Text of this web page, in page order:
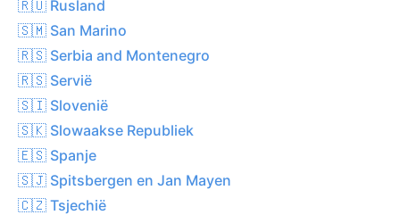
🇷🇺 Rusland
🇸🇲 San Marino
🇷🇸 Serbia and Montenegro
🇷🇸 Servië
🇸🇮 Slovenië
🇸🇰 Slowaakse Republiek
🇪🇸 Spanje
🇸🇯 Spitsbergen en Jan Mayen
🇨🇿 Tsjechië